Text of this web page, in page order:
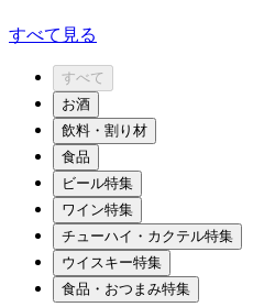
すべて見る
すべて
お酒
飲料・割り材
食品
ビール特集
ワイン特集
チューハイ・カクテル特集
ウイスキー特集
食品・おつまみ特集